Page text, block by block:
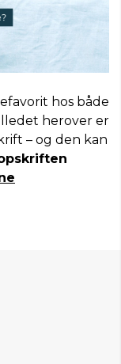
hos både
herover er
– og den kan